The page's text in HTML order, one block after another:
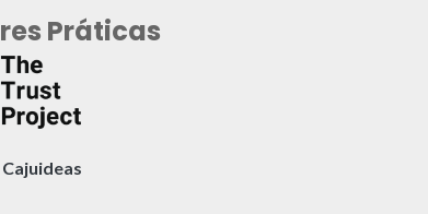
Práticas
Cajuideas